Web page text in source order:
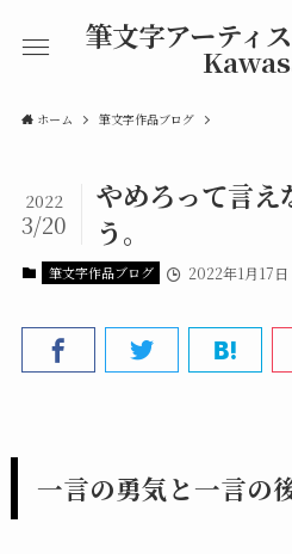
筆文字アーティ
ホーム 筆文字作品ブログ
やめろって言え
う。
2022
3/20
筆文字作品ブログ 2022年1月17日
一言の勇気と一言の